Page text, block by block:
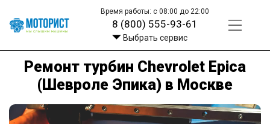
Время работы: с 08:00 до 22:00
8 (800) 555-93-61
Выбрать сервис
Ремонт турбин Chevrolet Epica
(Шевроле Эпика) в Москве